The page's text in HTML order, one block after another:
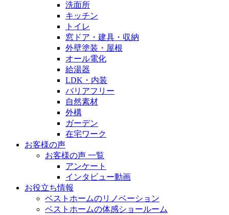
洗面所
キッチン
トイレ
窓ドア・建具・収納
外壁塗装・屋根
オール電化
給湯器
LDK・内装
バリアフリー
自然素材
外構
ガーデン
在宅ワーク
お客様の声
お客様の声 一覧
アンケート
インタビュー動画
お役立ち情報
ベストホームのリノベーション
ベストホームの体感ショールーム